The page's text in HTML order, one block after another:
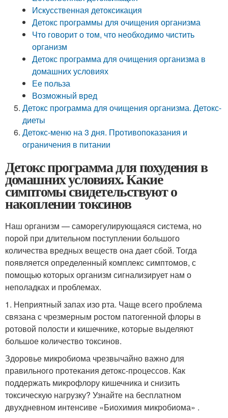
Искусственная детоксикация
Детокс программы для очищения организма
Что говорит о том, что необходимо чистить
организм
Детокс программа для очищения организма в
домашних условиях
Ее польза
Возможный вред
Детокс программа для очищения организма. Детокс-
диеты
Детокс-меню на 3 дня. Противопоказания и
ограничения в питании
Детокс программа для похудения в
домашних условиях. Какие
симптомы свидетельствуют о
накоплении токсинов
Наш организм — саморегулирующаяся система, но
порой при длительном поступлении большого
количества вредных веществ она дает сбой. Тогда
появляется определенный комплекс симптомов, с
помощью которых организм сигнализирует нам о
неполадках и проблемах.
1. Неприятный запах изо рта. Чаще всего проблема
связана с чрезмерным ростом патогенной флоры в
ротовой полости и кишечнике, которые выделяют
большое количество токсинов.
Здоровье микробиома чрезвычайно важно для
правильного протекания детокс-процессов. Как
поддержать микрофлору кишечника и снизить
токсическую нагрузку? Узнайте на бесплатном
двухдневном интенсиве «Биохимия микробиома» .